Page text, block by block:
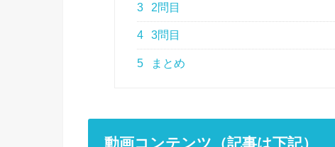
3 2問目
4 3問目
5 まとめ
動画コンテンツ（記事は下記）